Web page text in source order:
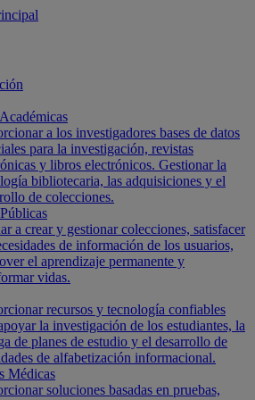
a los investigadores bases de datos
para la investigación, revistas
y libros electrónicos. Gestionar la
bibliotecaria, las adquisiciones y el
de colecciones.
a crear y gestionar colecciones, satisfacer
de información de los usuarios,
el aprendizaje permanente y
vidas.
recursos y tecnología confiables
la investigación de los estudiantes, la
de planes de estudio y el desarrollo de
de alfabetización informacional.
Médicas
soluciones basadas en pruebas,